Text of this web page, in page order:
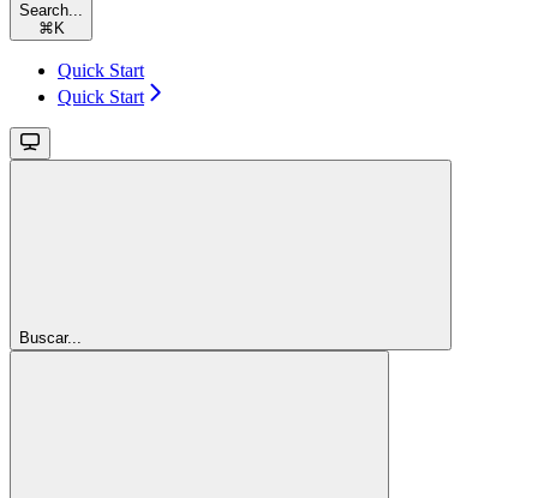
Search...
⌘ K
Quick Start
Quick Start
Buscar...